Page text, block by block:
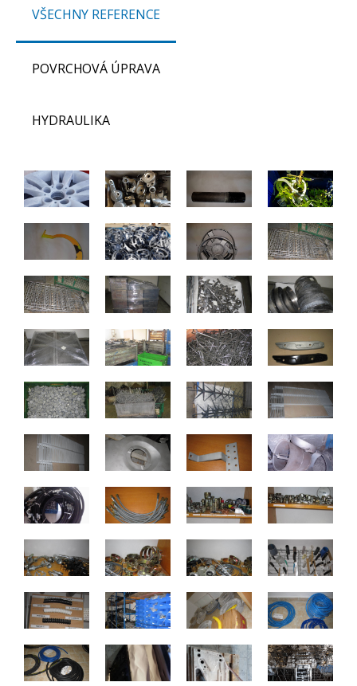
VŠECHNY REFERENCE
POVRCHOVÁ ÚPRAVA
HYDRAULIKA